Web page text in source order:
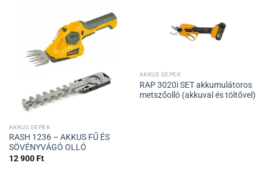
AKKUS GÉPEK
RASH 1236 – AKKUS FŰ ÉS
SÖVÉNYVÁGÓ OLLÓ
12 900Ft
AKKUS GÉPEK
RAP 3020i SET akkumulátoros
metszőolló (akkuval és töltővel)